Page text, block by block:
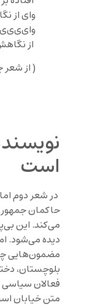
وای از
وای‌ی‌ی‌ی
از
( از
است
در شعر دوم
حاکمان
می‌کند. این
دیده می‌شود.
مضمون‌هایی
بلوچستان،
فعالان
متن خیابان